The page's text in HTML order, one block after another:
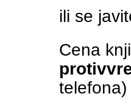
ili se
Cena
telefona)